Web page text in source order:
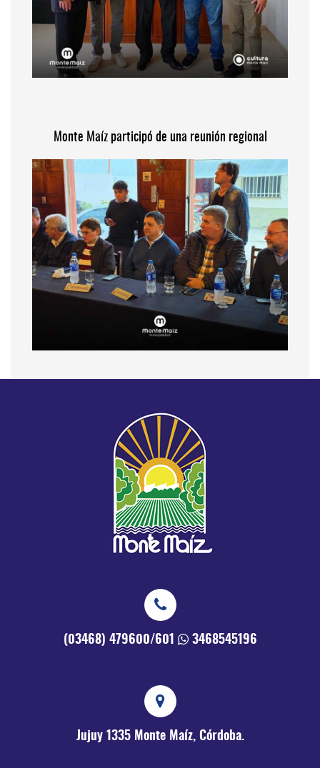
Monte Maíz participó de una reunión regional
(03468) 479600/601 3468545196
Jujuy 1335 Monte Maíz, Córdoba.